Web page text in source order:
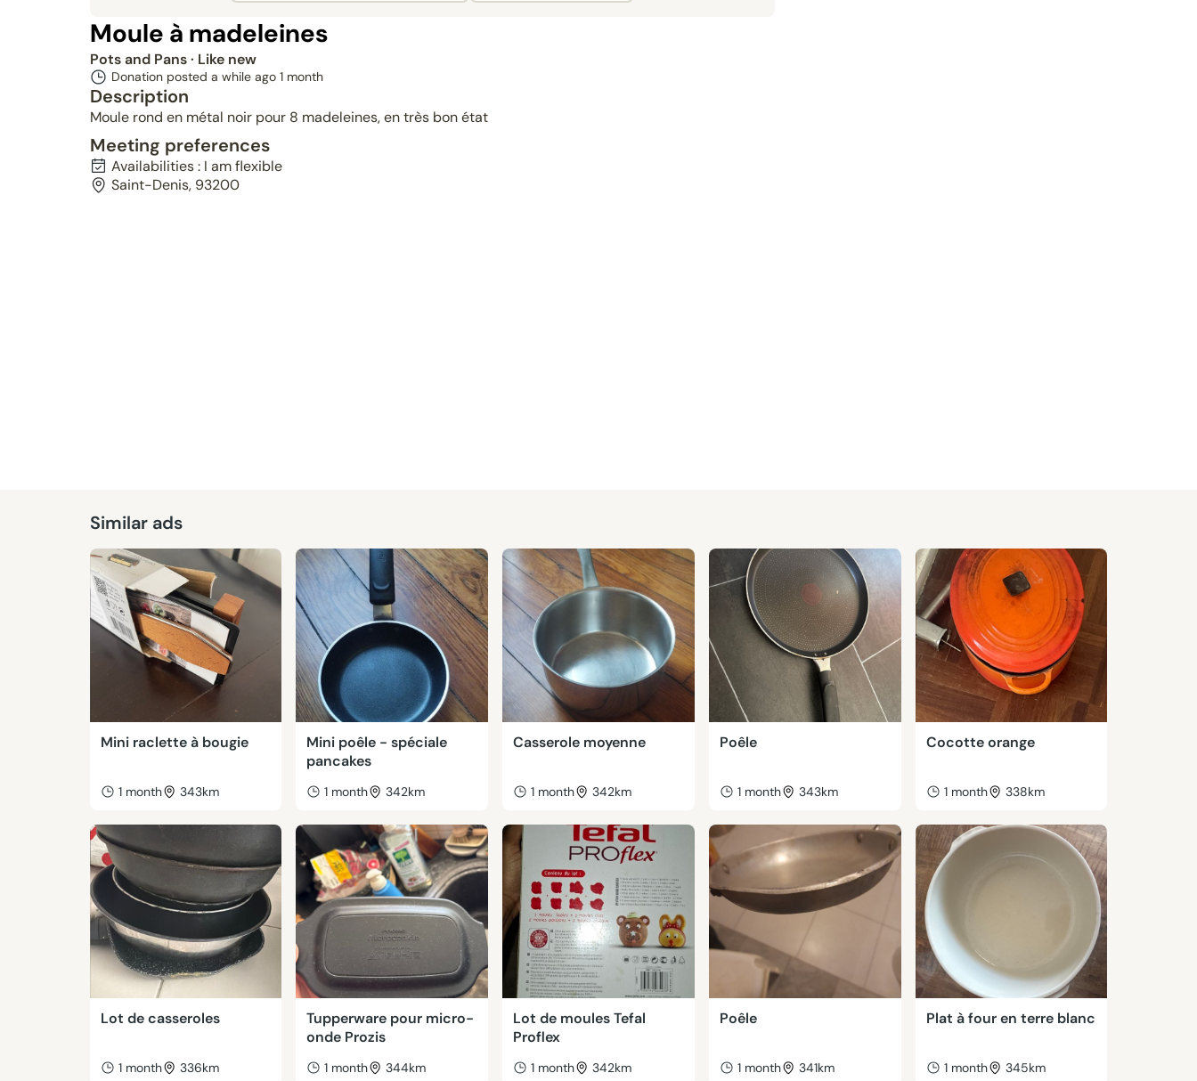
Moule à madeleines
Pots and Pans· Like new
Donation posted a while ago 1 month
Description
Moule rond en métal noir pour 8 madeleines, en très bon état
Meeting preferences
Availabilities : I am flexible
Saint-Denis, 93200
Similar ads
Mini raclette à bougie
1 month 343km
Mini poêle - spéciale
pancakes
1 month 342km
Casserole moyenne
1 month 342km
Poêle
1 month 343km
Cocotte orange
1 month 338km
Lot de casseroles
1 month 336km
Tupperware pour micro-
onde Prozis
1 month 344km
Lot de moules Tefal
Proflex
1 month 342km
Poêle
1 month 341km
Plat à four en terre blanc
1 month 345km